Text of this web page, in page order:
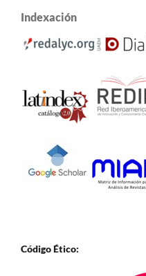
Indexación
Código Ético: